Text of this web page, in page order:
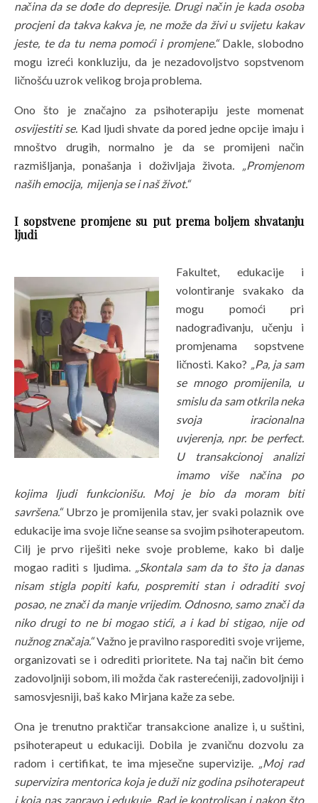
načina da se dođe do depresije. Drugi način je kada osoba
procjeni da takva kakva je, ne može da živi u svijetu kakav
jeste, te da tu nema pomoći i promjene.“ Dakle, slobodno
mogu izreći konkluziju, da je nezadovoljstvo sopstvenom
ličnošću uzrok velikog broja problema.
Ono što je značajno za psihoterapiju jeste momenat
osvijestiti se. Kad ljudi shvate da pored jedne opcije imaju i
mnoštvo drugih, normalno je da se promijeni način
razmišljanja, ponašanja i doživljaja života. „Promjenom
naših emocija, mijenja se i naš život.“
I sopstvene promjene su put prema boljem shvatanju
ljudi
Fakultet, edukacije i
volontiranje svakako da
mogu pomoći pri
nadograđivanju, učenju i
promjenama sopstvene
ličnosti. Kako? „Pa, ja sam
se mnogo promijenila, u
smislu da sam otkrila neka
svoja iracionalna
uvjerenja, npr. be perfect.
U transakcionoj analizi
imamo više načina po
kojima ljudi funkcionišu. Moj je bio da moram biti
savršena.“Ubrzo je promijenila stav, jer svaki polaznik ove
edukacije ima svoje lične seanse sa svojim psihoterapeutom.
Cilj je prvo riješiti neke svoje probleme, kako bi dalje
mogao raditi s ljudima. „Skontala sam da to što ja danas
nisam stigla popiti kafu, pospremiti stan i odraditi svoj
posao, ne znači da manje vrijedim. Odnosno, samo znači da
niko drugi to ne bi mogao stići, a i kad bi stigao, nije od
nužnog značaja.“Važno je pravilno rasporediti svoje vrijeme,
organizovati se i odrediti prioritete. Na taj način bit ćemo
zadovoljniji sobom, ili možda čak rasterećeniji, zadovoljniji i
samosvjesniji, baš kako Mirjana kaže za sebe.
Ona je trenutno praktičar transakcione analize i, u suštini,
psihoterapeut u edukaciji. Dobila je zvaničnu dozvolu za
radom i certifikat, te ima mjesečne supervizije. „Moj rad
supervizira mentorica koja je duži niz godina psihoterapeut
i koja nas zapravo i edukuje. Rad je kontrolisan i nakon što